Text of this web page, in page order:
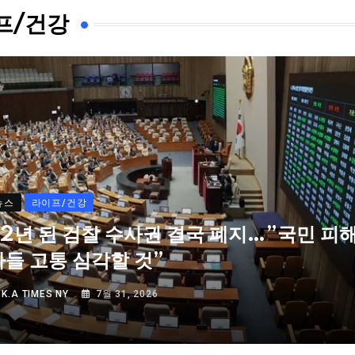
/건강
스 라이프/건강
년 된 검찰 수사권 결국 폐지…”국민 피
들 고통 심각할 것”
K.A TIMES NY 7월 31, 2026